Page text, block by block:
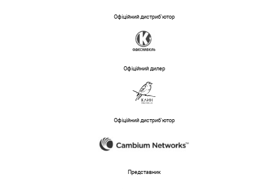
Офіційний дистриб'ютор
Офіційний дилер
Офіційний дистриб'ютор
Представник